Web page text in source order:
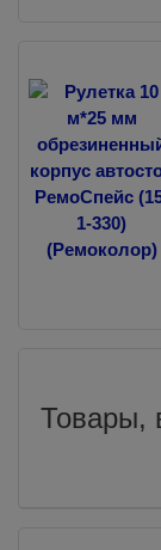
Товары,